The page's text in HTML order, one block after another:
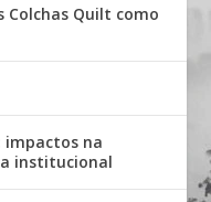
Colchas Quilt como
impactos na
institucional